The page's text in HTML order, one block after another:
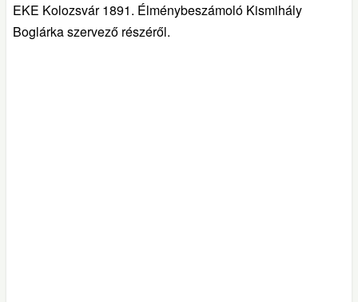
EKE Kolozsvár 1891. Élménybeszámoló Kismihály
Boglárka szervező részéről.